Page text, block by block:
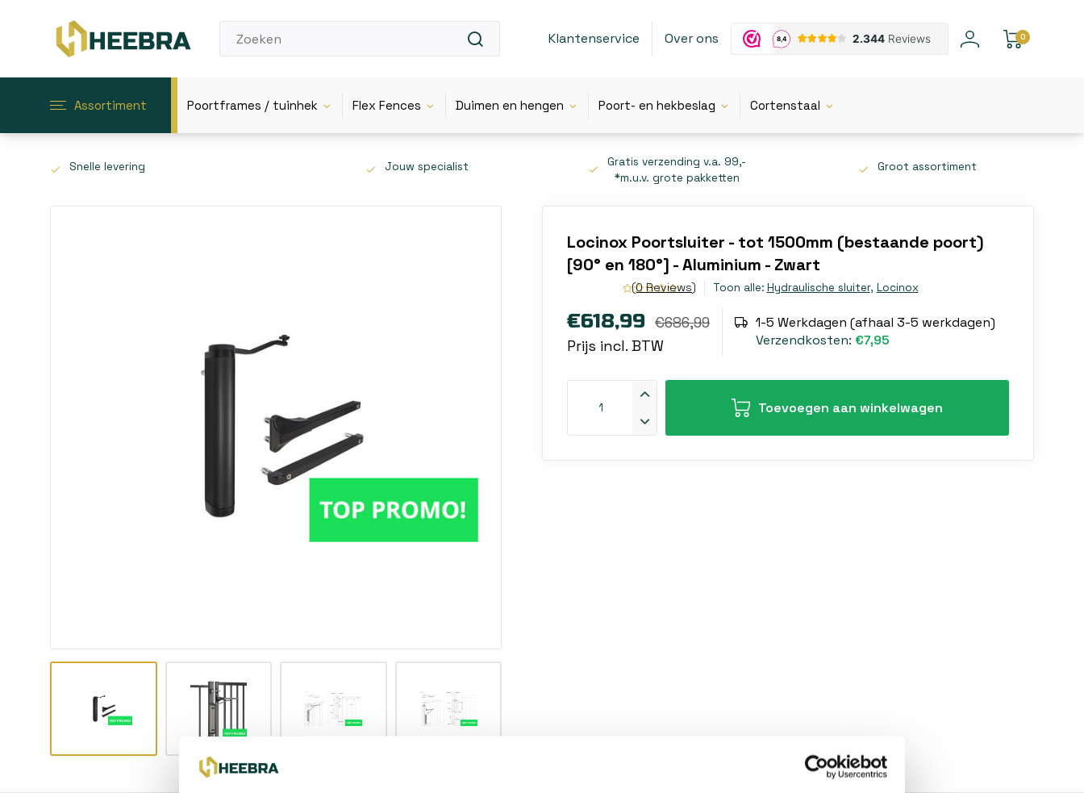
Klantenservice Over ons 0
Assortiment Poortframes / tuinhek Flex Fences Duimen en hengen Poort- en hekbeslag Cortenstaal
Snelle levering Jouw specialist
Gratis verzending v.a. 99,-
*m.u.v. grote pakketten
Groot assortiment
Locinox Poortsluiter - tot 1500mm (bestaande poort)
[90° en 180°] - Aluminium - Zwart
(0 Reviews) Toon alle: Hydraulische sluiter, Locinox
€618,99 €686,99
Prijs incl. BTW
1-5 Werkdagen (afhaal 3-5 werkdagen)
Verzendkosten: €7,95
Toevoegen aan winkelwagen